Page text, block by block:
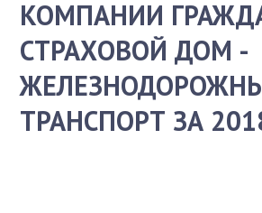
КОМПАНИИ
СТРАХОВОЙ ДОМ -
ТРАНСПОРТ ЗА